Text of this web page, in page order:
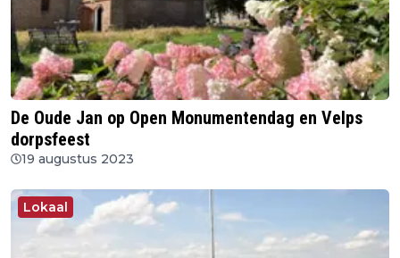
De Oude Jan op Open Monumentendag en Velps
dorpsfeest
19 augustus 2023
Lokaal